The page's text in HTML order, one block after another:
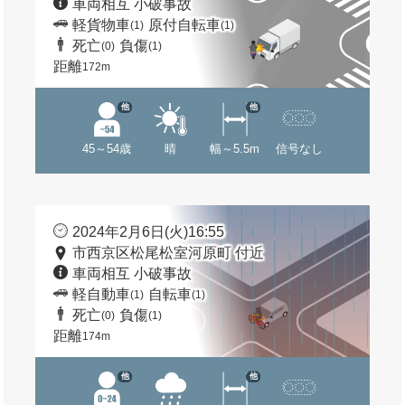
車両相互 小破事故
軽貨物車(1) 原付自転車(1)
死亡(0) 負傷(1)
距離172m
45～54歳
他
晴 幅～5.5m
他
信号なし
2024年2月6日(火)16:55
市西京区松尾松室河原町 付近
車両相互 小破事故
軽自動車(1) 自転車(1)
死亡(0) 負傷(1)
距離174m
他 他